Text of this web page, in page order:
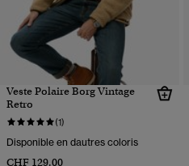
Veste Polaire Borg Vintage
Retro
(1)
Disponible en dautres coloris
CHF 129,00